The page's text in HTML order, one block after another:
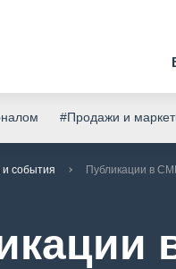
#Продажи и
и события Публикации в